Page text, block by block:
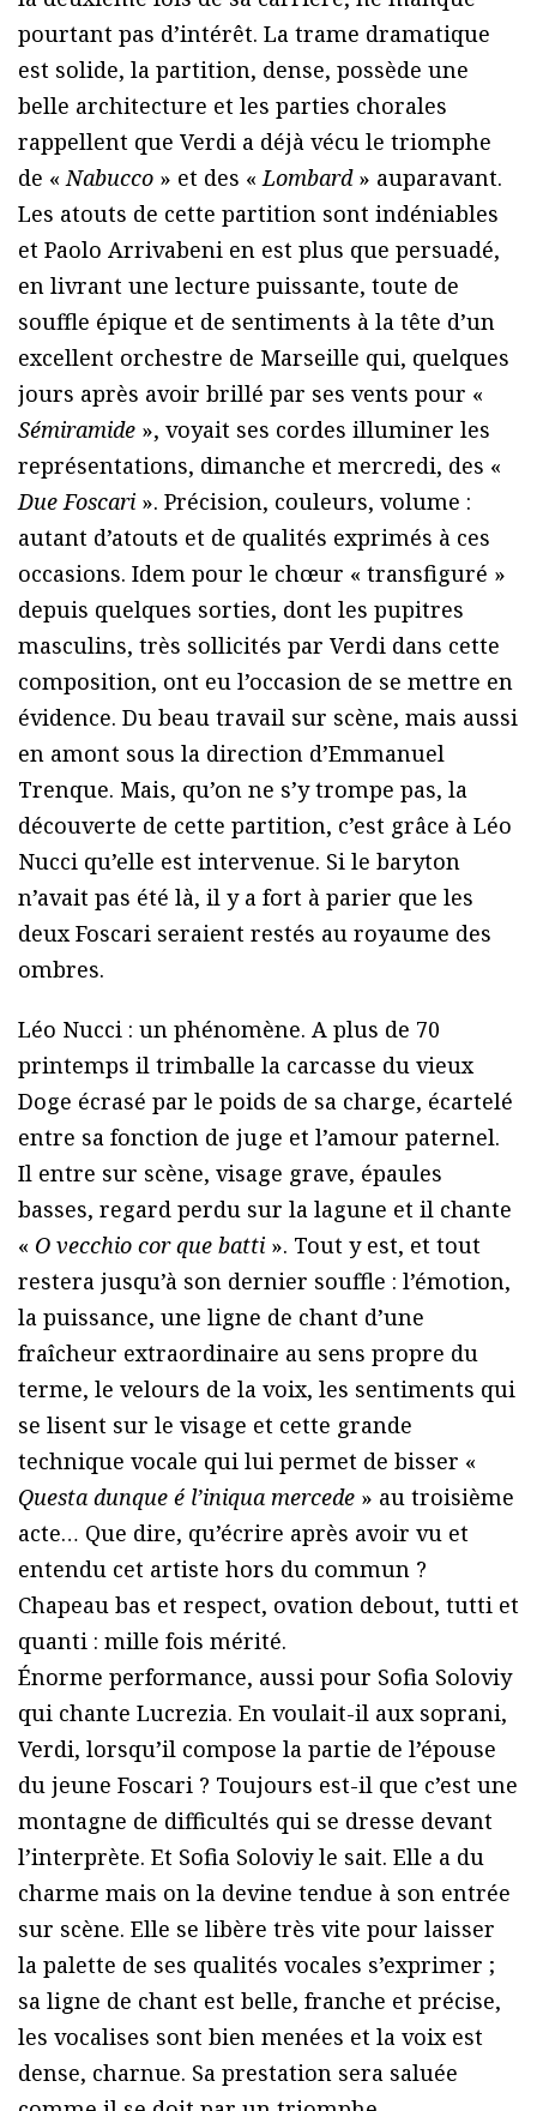
pourtant pas d’intérêt. La trame dramatique
est solide, la partition, dense, possède une
belle architecture et les parties chorales
rappellent que Verdi a déjà vécu le triomphe
de «Nabucco » et des «Lombard» auparavant.
Les atouts de cette partition sont indéniables
et Paolo Arrivabeni en est plus que persuadé,
en livrant une lecture puissante, toute de
souffle épique et de sentiments à la tête d’un
excellent orchestre de Marseille qui, quelques
jours après avoir brillé par ses vents pour «
Sémiramide », voyait ses cordes illuminer les
représentations, dimanche et mercredi, des «
Due Foscari ». Précision, couleurs, volume :
autant d’atouts et de qualités exprimés à ces
occasions. Idem pour le chœur « transfiguré »
depuis quelques sorties, dont les pupitres
masculins, très sollicités par Verdi dans cette
composition, ont eu l’occasion de se mettre en
évidence. Du beau travail sur scène, mais aussi
en amont sous la direction d’Emmanuel
Trenque. Mais, qu’on ne s’y trompe pas, la
découverte de cette partition, c’est grâce à Léo
Nucci qu’elle est intervenue. Si le baryton
n’avait pas été là, il y a fort à parier que les
deux Foscari seraient restés au royaume des
ombres.
Léo Nucci : un phénomène. A plus de 70
printemps il trimballe la carcasse du vieux
Doge écrasé par le poids de sa charge, écartelé
entre sa fonction de juge et l’amour paternel.
Il entre sur scène, visage grave, épaules
basses, regard perdu sur la lagune et il chante
« O vecchio cor que batti ». Tout y est, et tout
restera jusqu’à son dernier souffle : l’émotion,
la puissance, une ligne de chant d’une
fraîcheur extraordinaire au sens propre du
terme, le velours de la voix, les sentiments qui
se lisent sur le visage et cette grande
technique vocale qui lui permet de bisser «
Questa dunque é l’iniqua mercede » au troisième
acte… Que dire, qu’écrire après avoir vu et
entendu cet artiste hors du commun ?
Chapeau bas et respect, ovation debout, tutti et
quanti : mille fois mérité.
Énorme performance, aussi pour Sofia Soloviy
qui chante Lucrezia. En voulait-il aux soprani,
Verdi, lorsqu’il compose la partie de l’épouse
du jeune Foscari ? Toujours est-il que c’est une
montagne de difficultés qui se dresse devant
l’interprète. Et Sofia Soloviy le sait. Elle a du
charme mais on la devine tendue à son entrée
sur scène. Elle se libère très vite pour laisser
la palette de ses qualités vocales s’exprimer ;
sa ligne de chant est belle, franche et précise,
les vocalises sont bien menées et la voix est
dense, charnue. Sa prestation sera saluée